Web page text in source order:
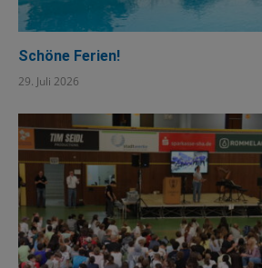
Schöne Ferien!
29. Juli 2026